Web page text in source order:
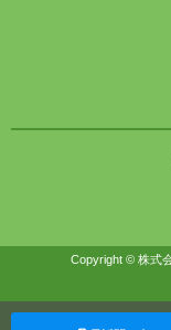
Copyright © 株式